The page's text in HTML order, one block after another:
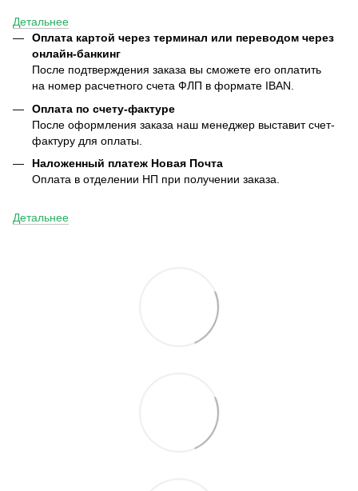
Детальнее
Оплата картой через терминал или переводом через
онлайн-банкинг
После подтверждения заказа вы сможете его оплатить
на номер расчетного счета ФЛП в формате IBAN.
Оплата по счету-фактуре
После оформления заказа наш менеджер выставит счет-
фактуру для оплаты.
Наложенный платеж Новая Почта
Оплата в отделении НП при получении заказа.
Детальнее